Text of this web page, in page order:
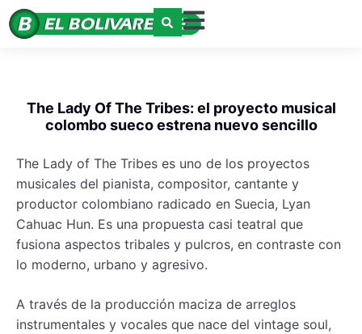
The Lady Of The Tribes: el proyecto musical
colombo sueco estrena nuevo sencillo
The Lady of The Tribes es uno de los proyectos
musicales del pianista, compositor, cantante y
productor colombiano radicado en Suecia, Lyan
Cahuac Hun. Es una propuesta casi teatral que
fusiona aspectos tribales y pulcros, en contraste con
lo moderno, urbano y agresivo.
A través de la producción maciza de arreglos
instrumentales y vocales que nace del vintage soul,